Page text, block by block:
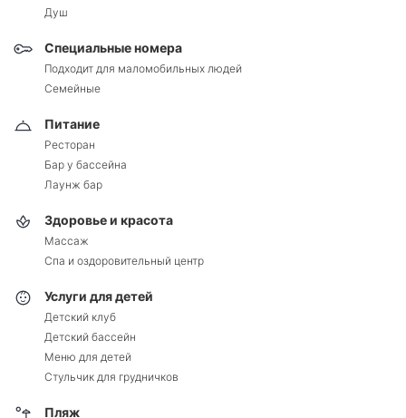
Душ
Специальные номера
Подходит для маломобильных людей
Семейные
Питание
Ресторан
Бар у бассейна
Лаунж бар
Здоровье и красота
Массаж
Спа и оздоровительный центр
Услуги для детей
Детский клуб
Детский бассейн
Меню для детей
Стульчик для грудничков
Пляж